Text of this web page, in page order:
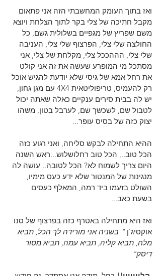
ואז בתוך העומק המחשבתי הזה אני פתאום
מקבל חתיכה של צלי בקר לתוך הצלחת ויוצא
משם שפריץ של מגפיים בשלולית גשם, כל
החולצה שלי צלי, הפרצוף שלי צלי, העניבה
שלי צלי, הההככל צלי, מקלחת של צלי, אני
מסתכל מי המופרע שעשה את זה אני קולט
את רחל אמא של גיסי שלא יודעת להגיש אוכל
רק להעמיס, טריפוליטאית 4X4 עם מגן גחון,
יש לה בבית סירים ענקיים כאלה שאתה יכול
לטבול שם, לשכשך שם, לערבל בטון, משהו
יצוק כזה של בסיס עופר...
ההיא התחילה לבקש סליחה, ואני רגוע כזה
הכל טוב.., הכל טוב רחלושלוש...ראש השנה
היום צריך לשמוח לא? הכל לטובה.. עושה לה
מנגינות של המנטור שלא ידע כעס מימיו,
השולט בזעמו ביד רמה, המאלף כעסים
בשעת כאב...
ואז היא מתחילה באטרף כזה בפרצוף של סנו
אוקסיג'ן " בשניה אני מורידה לך הכל, תביא
מלח, תביא קליה, תביא עמה, תביא מסור
דיסק"